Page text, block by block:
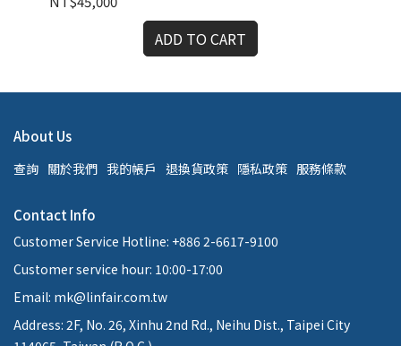
ADD TO CART
About Us
查詢 關於我們 我的帳戶 退換貨政策 隱私政策 服務條款
Contact Info
Customer Service Hotline: +886 2-6617-9100
Customer service hour: 10:00-17:00
Email: mk@linfair.com.tw
Address: 2F, No. 26, Xinhu 2nd Rd., Neihu Dist., Taipei City